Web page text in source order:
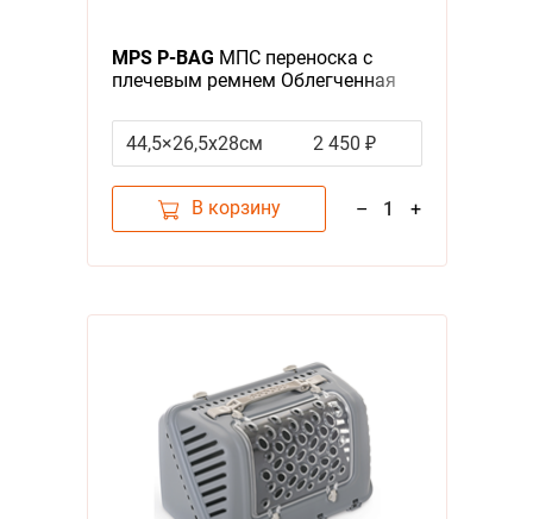
MPS P-BAG МПС переноска с
плечевым ремнем Облегченная
44,5×26,5x28см
2 450 ₽
В корзину – 1 +